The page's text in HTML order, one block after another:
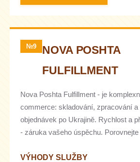
№9
NOVA POSHTA
FULFILLMENT
Nova Poshta Fulfillment - je
commerce: skladování, zpracování a
objednávek po Ukrajině. Rychlost a
- záruka vašeho úspěchu.
VÝHODY SLUŽBY